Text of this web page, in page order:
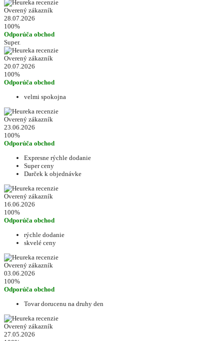
Overený zákazník
28.07.2026
100%
Odporúča obchod
Super.
Overený zákazník
20.07.2026
100%
Odporúča obchod
velmi spokojna
Overený zákazník
23.06.2026
100%
Odporúča obchod
Expresne rýchle dodanie
Super ceny
Darček k objednávke
Overený zákazník
16.06.2026
100%
Odporúča obchod
rýchle dodanie
skvelé ceny
Overený zákazník
03.06.2026
100%
Odporúča obchod
Tovar dorucenu na druhy den
Overený zákazník
27.05.2026